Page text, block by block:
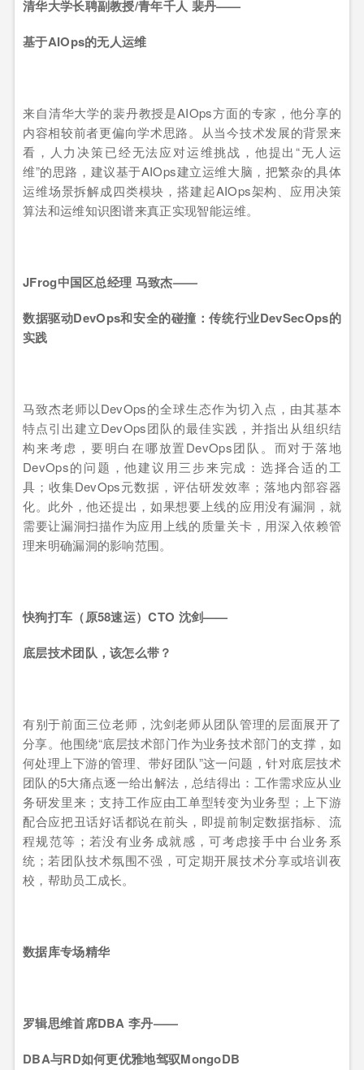
清华大学长聘副教授/青年千人 裴丹——
基于AIOps的无人运维
来自清华大学的裴丹教授是AIOps方面的专家，他分享的
内容相较前者更偏向学术思路。从当今技术发展的背景来
看，人力决策已经无法应对运维挑战，他提出“无人运
维”的思路，建议基于AIOps建立运维大脑，把繁杂的具体
运维场景拆解成四类模块，搭建起AIOps架构、应用决策
算法和运维知识图谱来真正实现智能运维。
JFrog中国区总经理 马致杰——
数据驱动DevOps和安全的碰撞：传统行业DevSecOps的
实践
马致杰老师以DevOps的全球生态作为切入点，由其基本
特点引出建立DevOps团队的最佳实践，并指出从组织结
构来考虑，要明白在哪放置DevOps团队。而对于落地
DevOps的问题，他建议用三步来完成：选择合适的工
具；收集DevOps元数据，评估研发效率；落地内部容器
化。此外，他还提出，如果想要上线的应用没有漏洞，就
需要让漏洞扫描作为应用上线的质量关卡，用深入依赖管
理来明确漏洞的影响范围。
快狗打车（原58速运）CTO 沈剑——
底层技术团队，该怎么带？
有别于前面三位老师，沈剑老师从团队管理的层面展开了
分享。他围绕“底层技术部门作为业务技术部门的支撑，如
何处理上下游的管理、带好团队”这一问题，针对底层技术
团队的5大痛点逐一给出解法，总结得出：工作需求应从业
务研发里来；支持工作应由工单型转变为业务型；上下游
配合应把丑话好话都说在前头，即提前制定数据指标、流
程规范等；若没有业务成就感，可考虑接手中台业务系
统；若团队技术氛围不强，可定期开展技术分享或培训夜
校，帮助员工成长。
数据库专场精华
罗辑思维首席DBA 李丹——
DBA与RD如何更优雅地驾驭MongoDB